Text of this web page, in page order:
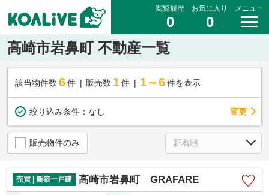
閲覧履歴
0
お気に入り
0
メニュー
高崎市岩鼻町 不動産一覧
該当物件数 6件 販売数 1 件 1～6 件を表示
絞り込み条件： なし 変更
販売物件のみ
売買 | 新築一戸建 高崎市岩鼻町 GRAFARE